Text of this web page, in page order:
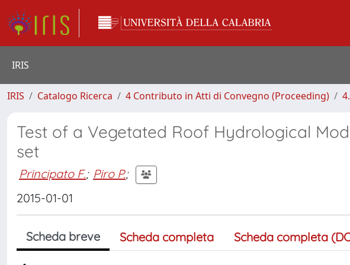
IRIS
IRIS Catalogo Ricerca 4 Contributo in Atti di Convegno (Proceeding)
Test of a Vegetated Roof Hydrological
set
Principato F.; Piro P.;
2015-01-01
Scheda breve Scheda completa Scheda completa